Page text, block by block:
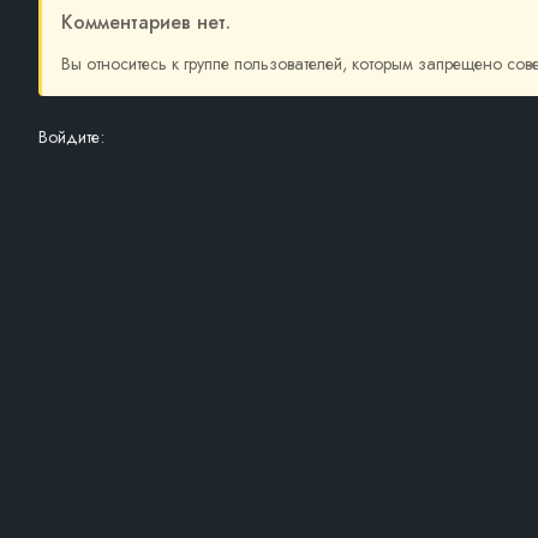
Комментариев нет.
Вы относитесь к группе пользователей, которым запрещено
Войдите: